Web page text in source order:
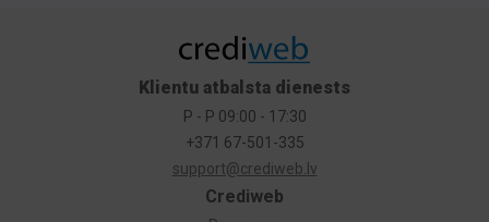
Crediweb
Klientu atbalsta dienests
P - P 09:00 - 17:30
+371 67-501-335
support@crediweb.lv